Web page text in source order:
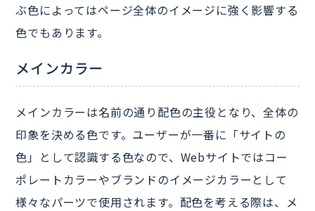
ぶ色によってはページ全体のイメージに強く影響する
色でもあります。
メインカラー
メインカラーは名前の通り配色の主役となり、全体の
印象を決める色です。ユーザーが一番に「サイトの
色」として認識する色なので、Webサイトではコー
ポレートカラーやブランドのイメージカラーとして
様々なパーツで使用されます。配色を考える際は、メ